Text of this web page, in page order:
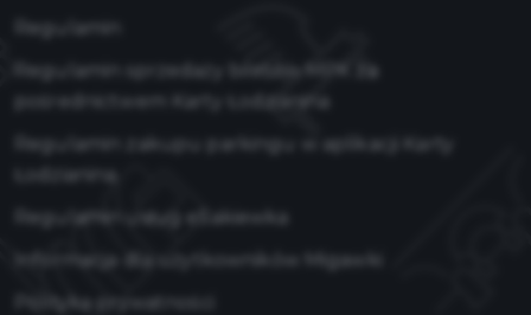
Regulamin
Regulamin sprzedaży biletów MPK za
pośrednictwem Karty Łodzianina
Regulamin zakupu parkingu w aplikacji Karty
Łodzianina
Regulamin usług eSakiewka
Informacja dla użytkowników Migawki
Polityka prywatności